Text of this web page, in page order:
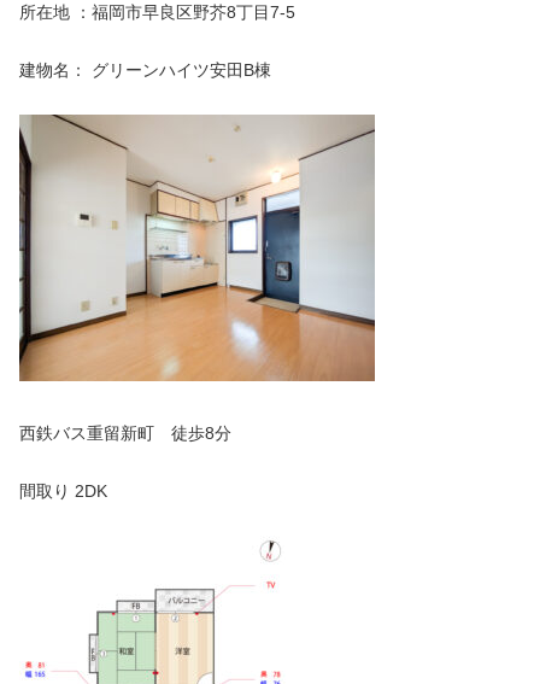
所在地 ：福岡市早良区野芥8丁目7-5
建物名： グリーンハイツ安田B棟
西鉄バス重留新町 徒歩8分
間取り 2DK